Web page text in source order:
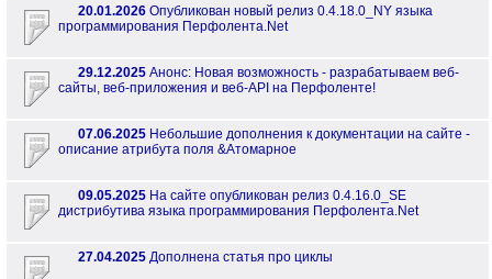
20.01.2026 Опубликован новый релиз 0.4.18.0_NY языка
программирования Перфолента.Net
29.12.2025 Анонс: Новая возможность - разрабатываем веб-
сайты, веб-приложения и веб-API на Перфоленте!
07.06.2025 Небольшие дополнения к документации на сайте -
описание атрибута поля &Атомарное
09.05.2025 На сайте опубликован релиз 0.4.16.0_SE
дистрибутива языка программирования Перфолента.Net
27.04.2025 Дополнена статья про циклы